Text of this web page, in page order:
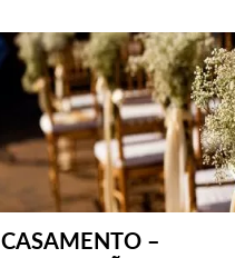
CASAMENTO –